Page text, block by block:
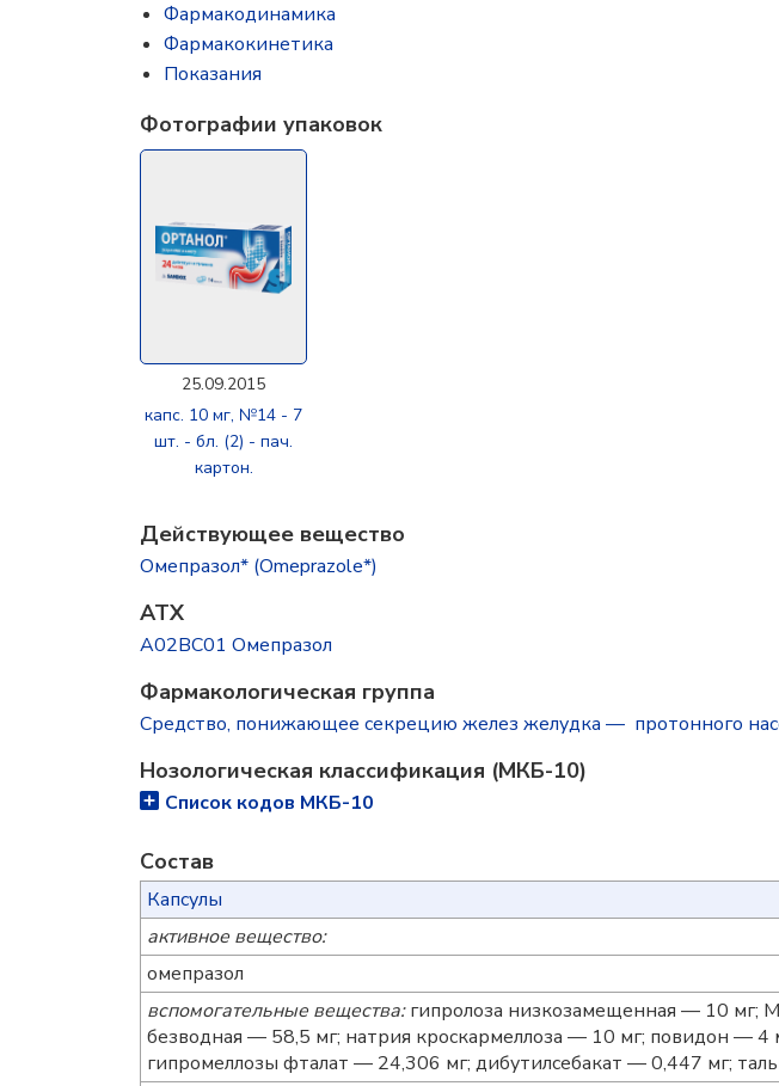
Фармакодинамика
Фармакокинетика
Показания
Фотографии упаковок
25.09.2015
капс. 10 мг, №14 - 7
шт. - бл. (2) - пач.
картон.
Действующее вещество
Омепразол* (Omeprazole*)
ATX
A02BC01 Омепразол
Фармакологическая группа
Средство, понижающее секрецию желез желудка — протонного
Нозологическая классификация (МКБ-10)
Список кодов МКБ-10
Состав
Капсулы
активное вещество:
омепразол
вспомогательные вещества:гипролоза низкозамещенная — 10 мг;
безводная — 58,5 мг; натрия кроскармеллоза — 10 мг; повидон — 4
гипромеллозы фталат — 24,306 мг; дибутилсебакат — 0,447 мг;